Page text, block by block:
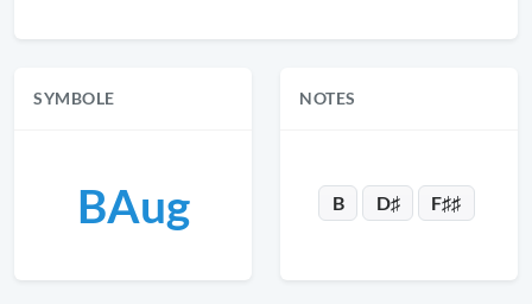
SYMBOLE
BAug
NOTES
B D♯ F♯♯